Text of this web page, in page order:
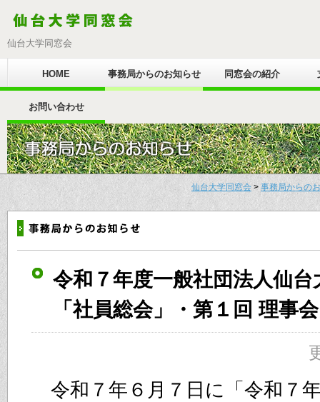
仙台大学同窓会
HOME 事務局からのお知らせ 同窓会の紹介
お問い合わせ
仙台大学同窓会 > 事務局からの
令和７年度一般社団法人仙
「社員総会」・第１回 理事会
令和７年６月７日に「令和７